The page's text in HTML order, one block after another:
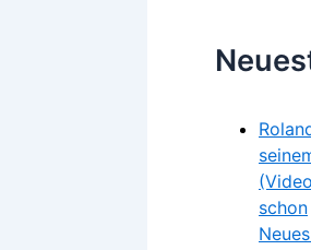
schon